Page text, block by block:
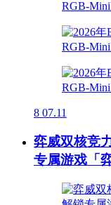
8 07.11
弈威双核竞
专属游戏「